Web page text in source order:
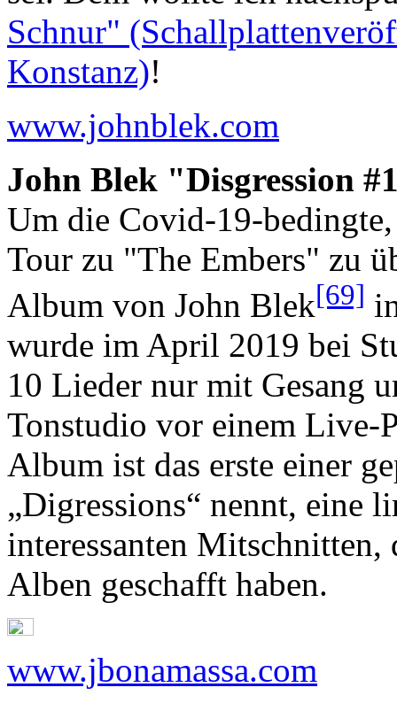
Schnur"
Konstanz)!
www.johnblek.com
John Blek "Disgression
Um die Covid-19-
Tour zu "The Embers" zu
Album von John Blek[69]
wurde im April 2019 bei
10 Lieder nur mit Gesang
Tonstudio vor einem
Album ist das erste einer
„Digressions“ nennt, eine
interessanten
Alben geschafft haben.
www.jbonamassa.com